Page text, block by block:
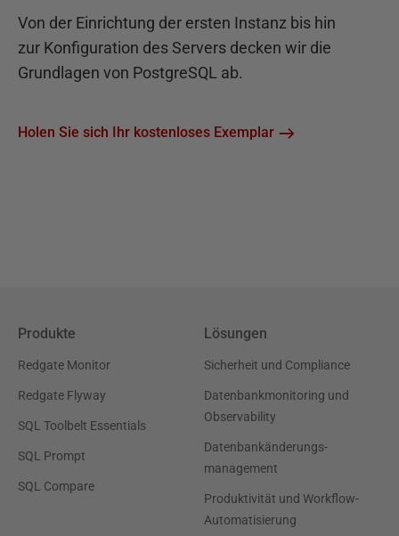
Von der Einrichtung der ersten Instanz bis hin
zur Konfiguration des Servers decken wir die
Grundlagen von PostgreSQL ab.
Holen Sie sich Ihr kostenloses Exemplar
Produkte
Redgate Monitor
Redgate Flyway
SQL Toolbelt Essentials
SQL Prompt
SQL Compare
Lösungen
Sicherheit und Compliance
Datenbankmonitoring und
Observability
Datenbankänderungs-
management
Produktivität und Workflow-
Automatisierung